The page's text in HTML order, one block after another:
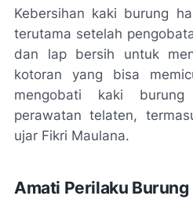
Kebersihan kaki burung
terutama setelah
dan lap bersih untuk
kotoran yang bisa
mengobati kaki
perawatan telaten,
ujar Fikri Maulana.
Amati Perilaku Burung